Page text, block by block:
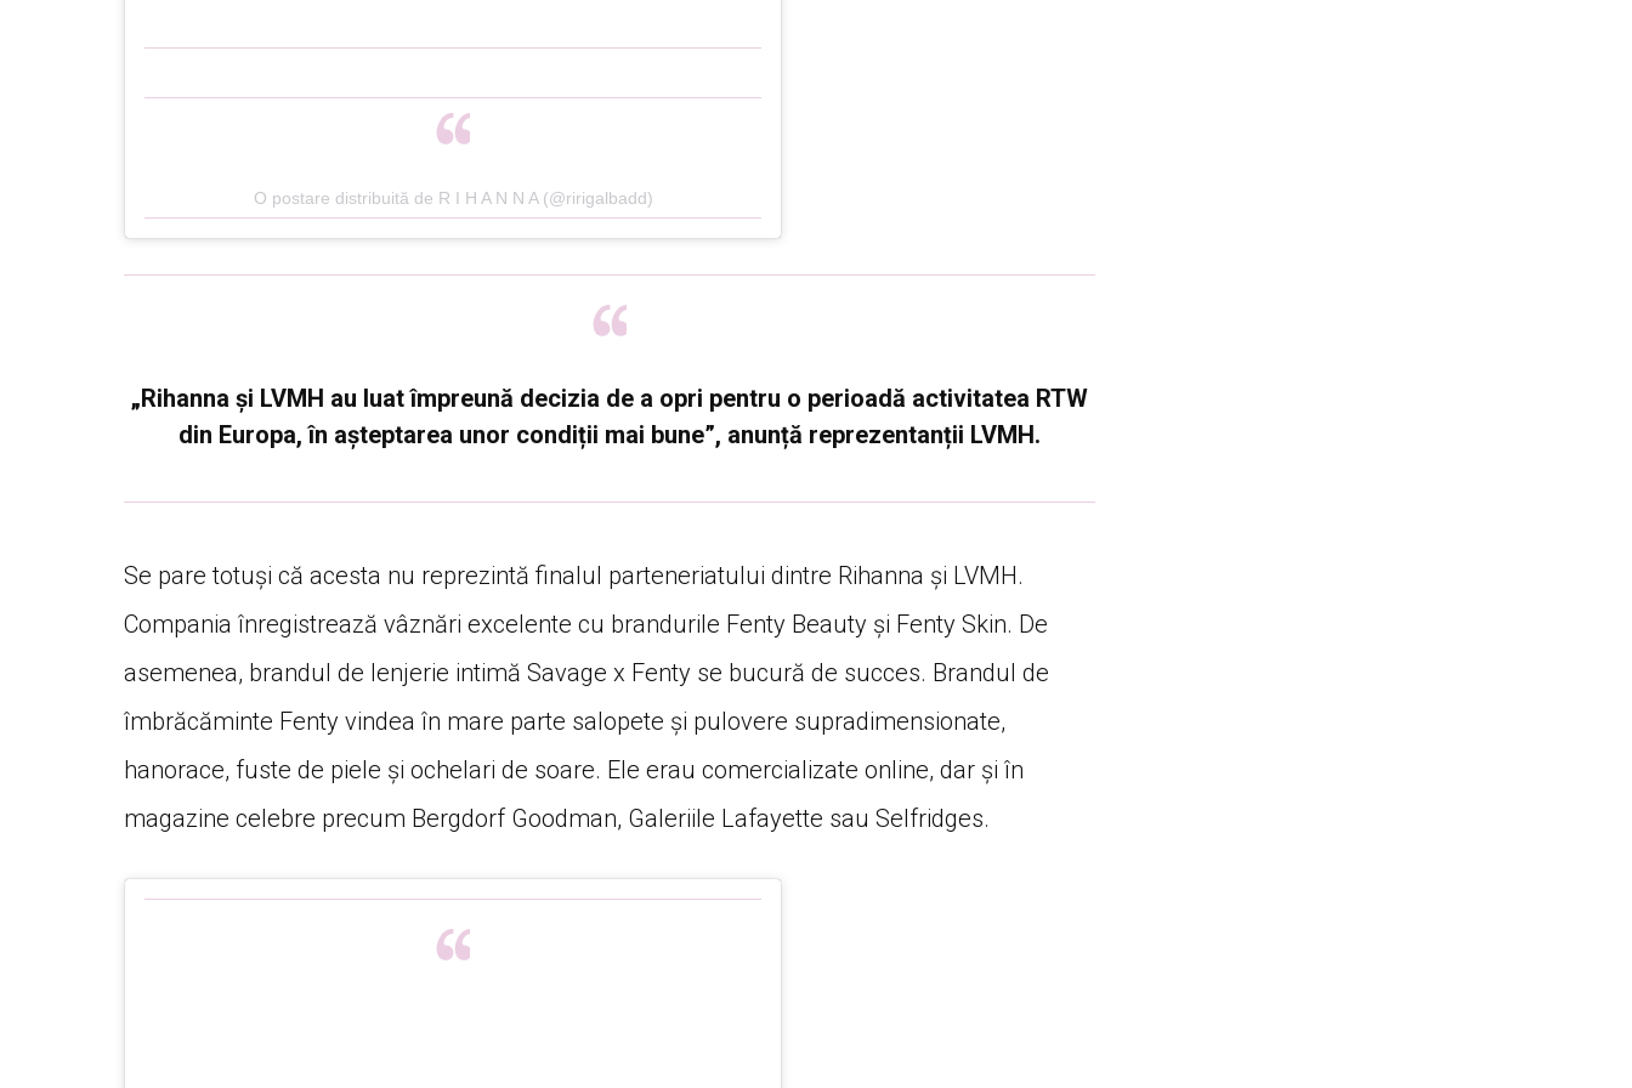
O postare distribuită de R I H A N N A (@ririgalbadd)
„Rihanna și LVMH au luat împreună decizia de a opri pentru o perioadă activitatea RTW
din Europa, în așteptarea unor condiții mai bune”, anunță reprezentanții LVMH.
Se pare totuși că acesta nu reprezintă finalul parteneriatului dintre Rihanna și LVMH.
Compania înregistrează vâznări excelente cu brandurile Fenty Beauty și Fenty Skin. De
asemenea, brandul de lenjerie intimă Savage x Fenty se bucură de succes. Brandul de
îmbrăcăminte Fenty vindea în mare parte salopete și pulovere supradimensionate,
hanorace, fuste de piele și ochelari de soare. Ele erau comercializate online, dar și în
magazine celebre precum Bergdorf Goodman, Galeriile Lafayette sau Selfridges.